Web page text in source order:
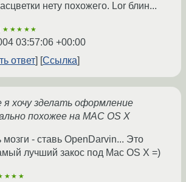
нету похожего. Lor блин...
★★★★★
03:57:06 +00:00
ответ
Ссылка
я хочу зделать оформление
похожее на MAC OS X
мозги - ставь OpenDarvin... Это
лучший закос под Mac OS X =)